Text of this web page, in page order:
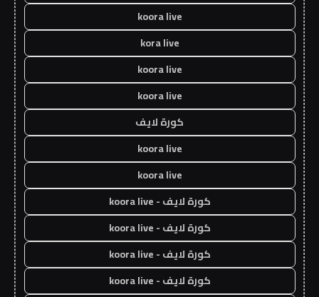
koora live
kora live
koora live
koora live
كورة لايف
koora live
koora live
كورة لايف - koora live
كورة لايف - koora live
كورة لايف - koora live
كورة لايف - koora live